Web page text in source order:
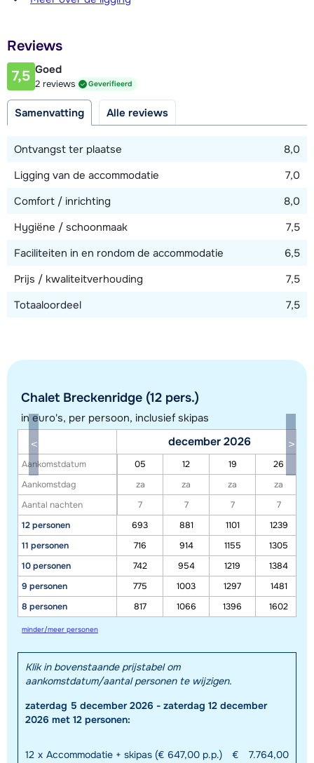
persoonsbedden, televisie en een en-suite badkamer met
500 meter
500 meter
Afstand tot piste
450 meter
400 meter
Bekijk kaart
Toon alle accommodaties in dit gebied
Deze kaart geeft een indicatie van de ligging van onze accommodaties. De
exacte locatie kan enigszins afwijken.
Reviews
7,5 Goed
2 reviews Geverifieerd
Samenvatting Alle reviews
Ontvangst ter plaatse
8,0
Ligging van de accommodatie
7,0
Comfort / inrichting
8,0
Hygiëne / schoonmaak
7,5
Faciliteiten in en rondom de accommodatie
6,5
Prijs / kwaliteitverhouding
7,5
Totaaloordeel
7,5
Chalet Breckenridge (12 pers.)
in euro's, per persoon, inclusief skipas
Aankomstdatum
Aankomstdag
Aantal nachten
12 personen
11 personen
10 personen
9 personen
8 personen
december 2026
05 12 19
26
za
za za
za
7
7 7
7
693
881 1101
1239
716
914 1155
1305
742
954 1219
1384
775
1003 1297
1481
817
1066 1396 1602
minder/meer personen
Klik in bovenstaande prijstabel om
aankomstdatum/aantal personen te wijzigen.
zaterdag 5 december 2026 - zaterdag 12 december
2026 met 12 personen:
12 x Accommodatie + skipas (€ 647,00 p.p.) €
7.764,00